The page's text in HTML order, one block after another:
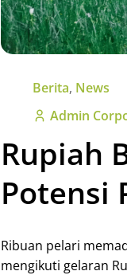
Berita, News
Admin
Rupiah
Potensi
Ribuan pelari
mengikuti gelaran